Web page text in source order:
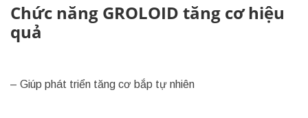
Chức năng GROLOID tăng cơ hiệu
quả
– Giúp phát triển tăng cơ bắp tự nhiên